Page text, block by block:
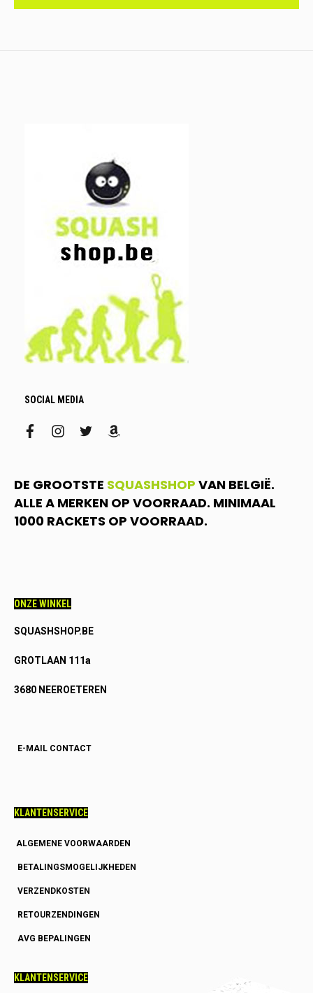
SOCIAL MEDIA
facebookinstagram
twitteramazon
DE GROOTSTE SQUASHSHOP VAN BELGIË.
ALLE A MERKEN OP VOORRAAD. MINIMAAL
1000 RACKETS OP VOORRAAD.
ONZE WINKEL
SQUASHSHOP.BE
GROTLAAN 111a
3680 NEEROETEREN
E-MAIL CONTACT
KLANTENSERVICE
ALGEMENE VOORWAARDEN
BETALINGSMOGELIJKHEDEN
VERZENDKOSTEN
RETOURZENDINGEN
AVG BEPALINGEN
KLANTENSERVICE